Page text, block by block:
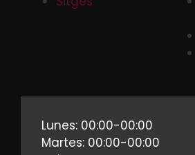
Lunes: 00:00-00:00
Martes: 00:00-00:00